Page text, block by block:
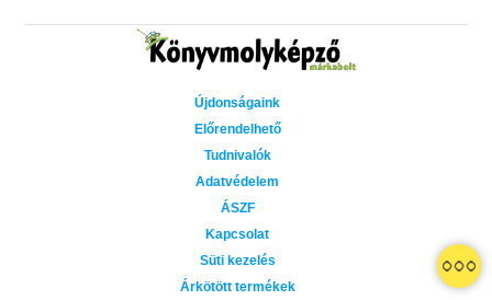
Grace and Glory - Kegyelem és
dicsőség (Az Előhírnök-trilógia
Különleges éldekorált kiadás!
Bad Girl Reputation
lány (Avalon Bay 2.)
Elle Kennedy
Újdonságaink
Előrendelhető
Tudnivalók
Adatvédelem
ÁSZF
Kapcsolat
Süti kezelés
Árkötött termékek